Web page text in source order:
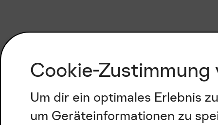
Cookie-
Um dir ein optimales Erlebnis
um Geräteinformationen zu